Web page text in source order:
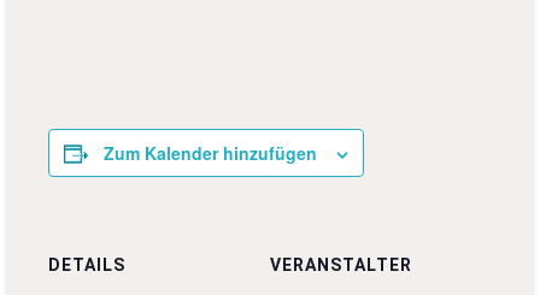
Zum Kalender hinzufügen
DETAILS VERANSTALTER